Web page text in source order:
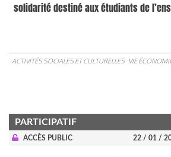
solidarité destiné aux étudiants de
ACTIVITÉS SOCIALES ET CULTURELLES VIE
PARTICIPATIF
ACCÈS PUBLIC 22 / 01 /